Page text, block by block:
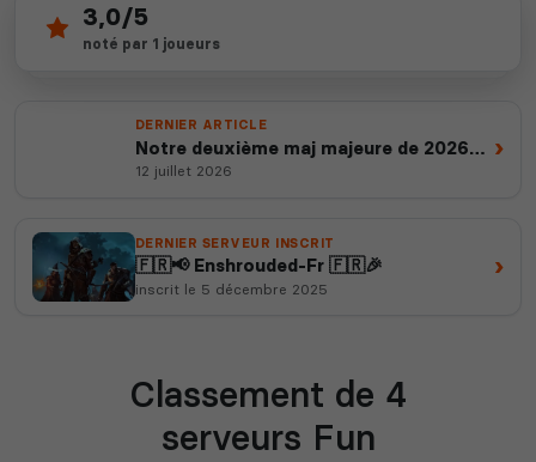
4
serveurs actifs
depuis 2012
3,0/5
noté par 1 joueurs
DERNIER ARTICLE
Notre deuxième maj majeure de 2026
est en ligne
12 juillet 2026
›
DERNIER SERVEUR INSCRIT
🇫🇷📢 Enshrouded-Fr 🇫🇷🎉
inscrit le 5 décembre 2025
›
Classement de 4
serveurs Fun